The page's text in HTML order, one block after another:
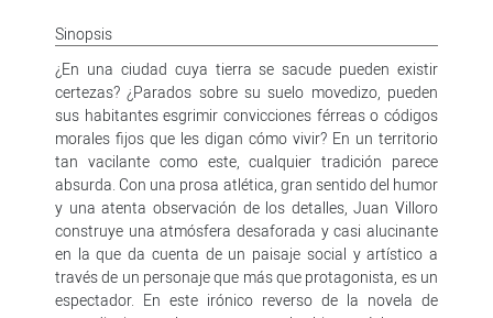
Sinopsis
¿En una ciudad cuya tierra se sacude pueden existir
certezas? ¿Parados sobre su suelo movedizo, pueden
sus habitantes esgrimir convicciones férreas o códigos
morales fijos que les digan cómo vivir? En un territorio
tan vacilante como este, cualquier tradición parece
absurda. Con una prosa atlética, gran sentido del humor
y una atenta observación de los detalles, Juan Villoro
construye una atmósfera desaforada y casi alucinante
en la que da cuenta de un paisaje social y artístico a
través de un personaje que más que protagonista, es un
espectador. En este irónico reverso de la novela de